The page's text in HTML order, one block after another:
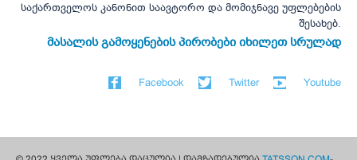
საქართველოს კანონით საავტორო და მომიჯნავე უფლებების
შესახებ.
მასალის გამოყენების პირობები იხილეთ სრულად
Facebook Twitter Youtube